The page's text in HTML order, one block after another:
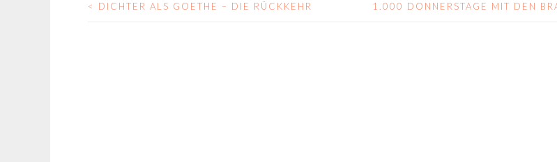
BEITRAGS-
< DICHTER ALS GOETHE – DIE RÜCKKEHR 1.000 DONNERSTAGE MIT DEN